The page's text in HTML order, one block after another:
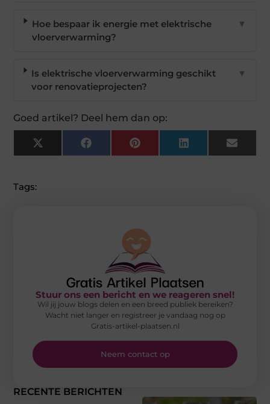
Hoe bespaar ik energie met elektrische
vloerverwarming?
▼
Is elektrische vloerverwarming geschikt
voor renovatieprojecten?
▼
Goed artikel? Deel hem dan op:
X
(Twitter)
FacebookPinterest LinkedIn Email
Tags:
RECENTE BERICHTEN
Stuur ons een bericht en we reageren snel!
Wil jij jouw blogs delen en een breed publiek bereiken?
Wacht niet langer en registreer je vandaag nog op
Gratis-artikel-plaatsen.nl
Neem contact op